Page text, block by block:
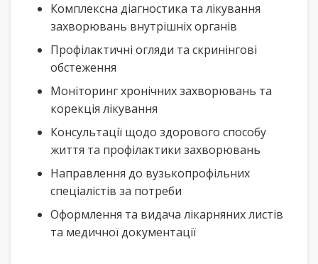
Комплексна діагностика та лікування
захворювань внутрішніх органів
Профілактичні огляди та скринінгові
обстеження
Моніторинг хронічних захворювань та
корекція лікування
Консультації щодо здорового способу
життя та профілактики захворювань
Направлення до вузькопрофільних
спеціалістів за потреби
Оформлення та видача лікарняних листів
та медичної документації